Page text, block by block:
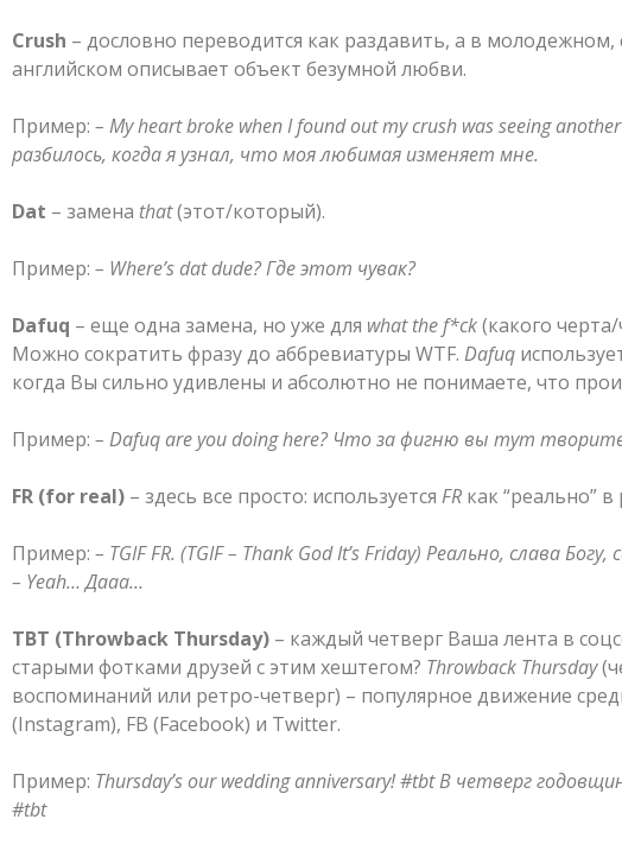
Crush – дословно переводится как раздавить, а в молодежном,
английском описывает объект безумной любви.
Пример: – My heart broke when I found out my crush was seeing
разбилось, когда я узнал, что моя любимая изменяет мне.
Dat – замена that(этот/который).
Пример: – Where’sdatdude? Где этот чувак?
Dafuq – еще одна замена, но уже для what thef*ck(какого
Можно сократить фразу до аббревиатуры WTF. Dafuq
когда Вы сильно удивлены и абсолютно не понимаете, что
Пример: – Dafuq are you doing here? Что за фигню вы тут
FR (for real) – здесь все просто: используется FR как “реально” в
Пример: – TGIFFR. (TGIF– Thank GodIt’sFriday) Реально, слава Богу,
– Yeah… Дааа…
TBT (Throwback Thursday) – каждый четверг Ваша лента в
старыми фотками друзей с этим хештегом? Throwback Thursday
воспоминаний или ретро-четверг) – популярное движение
(Instagram), FB (Facebook) и Twitter.
Пример: Thursday’s our wedding anniversary!#tbtВ четверг
#tbt